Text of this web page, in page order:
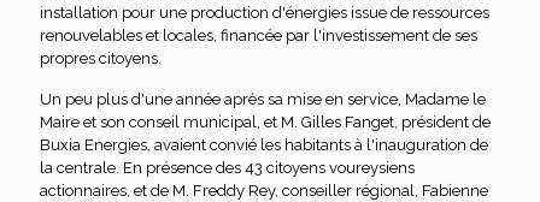
installation pour une production d'énergies issue de ressources
renouvelables et locales, financée par l'investissement de ses
propres citoyens.
Un peu plus d'une année après sa mise en service, Madame le
Maire et son conseil municipal, et M. Gilles Fanget, président de
Buxia Energies, avaient convié les habitants à l'inauguration de
la centrale. En présence des 43 citoyens voureysiens
actionnaires, et de M. Freddy Rey, conseiller régional, Fabienne